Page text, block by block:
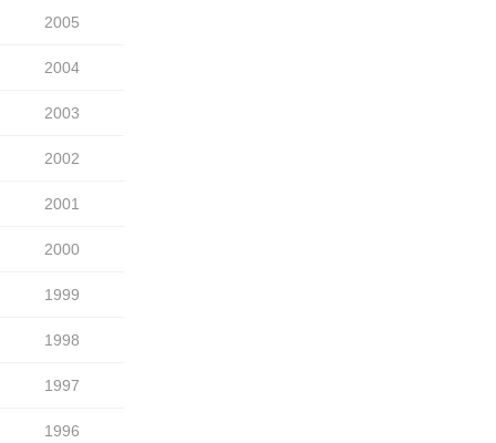
2005
2004
2003
2002
2001
2000
1999
1998
1997
1996